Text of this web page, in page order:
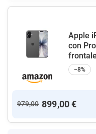
Apple
con
−8%
979,00 899,00 €